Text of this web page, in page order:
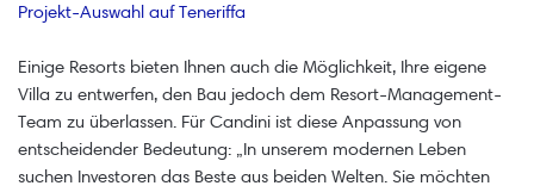
Projekt-Auswahl auf Teneriffa
Einige Resorts bieten Ihnen auch die Möglichkeit, Ihre eigene
Villa zu entwerfen, den Bau jedoch dem Resort-Management-
Team zu überlassen. Für Candini ist diese Anpassung von
entscheidender Bedeutung: „In unserem modernen Leben
suchen Investoren das Beste aus beiden Welten. Sie möchten